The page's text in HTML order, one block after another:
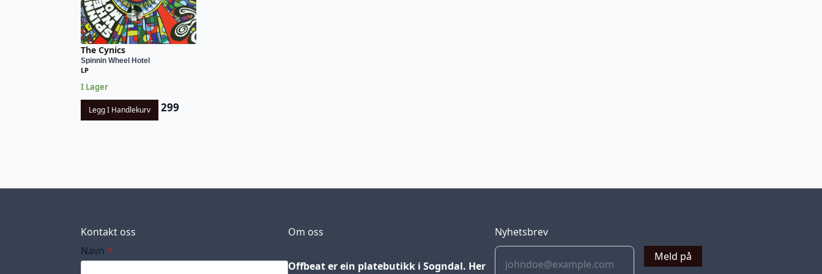
The Cynics
Spinnin Wheel Hotel
LP
I Lager
Legg I Handlekurv 299
Kontakt oss
Navn *
Om oss
Offbeat er ein platebutikk i Sogndal. Her
Nyhetsbrev
Meld på